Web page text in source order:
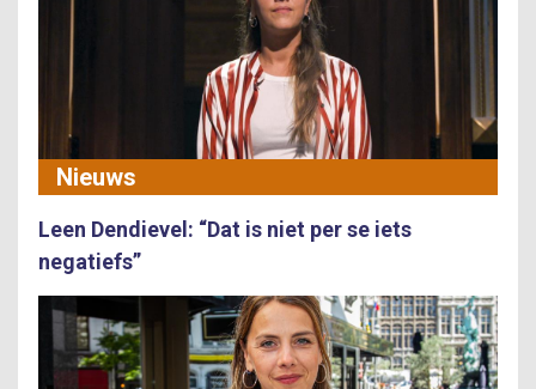
Nieuws
Leen Dendievel: “Dat is niet per se iets
negatiefs”